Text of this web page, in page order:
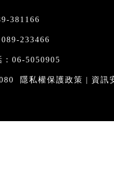
381166
233466
06-5050905
隱私權保護政策 | 資訊